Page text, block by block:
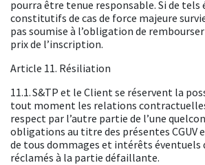
pourra être tenue responsable. Si de tels
constitutifs de cas de force majeure
pas soumise à l’obligation de
prix de l’inscription.
Article 11. Résiliation
11.1. S&TP et le Client se réservent la
tout moment les relations
respect par l’autre partie de l’une
obligations au titre des présentes CGUV
de tous dommages et intérêts
réclamés à la partie défaillante.